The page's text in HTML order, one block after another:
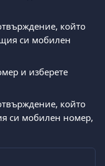
който
си мобилен
и изберете
който
си мобилен номер,